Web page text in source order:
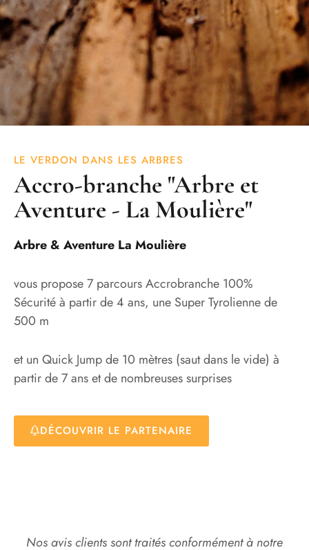
LE VERDON DANS LES ARBRES
Accro-branche "Arbre et
Aventure - La Moulière"
Arbre & Aventure La Moulière
vous propose 7 parcours Accrobranche 100%
Sécurité à partir de 4 ans, une Super Tyrolienne de
500 m
et un Quick Jump de 10 mètres (saut dans le vide) à
partir de 7 ans et de nombreuses surprises
DÉCOUVRIR LE PARTENAIRE
Nos avis clients sont traités conformément à notre